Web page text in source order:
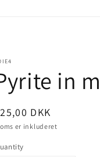
in
DKK
er inkluderet